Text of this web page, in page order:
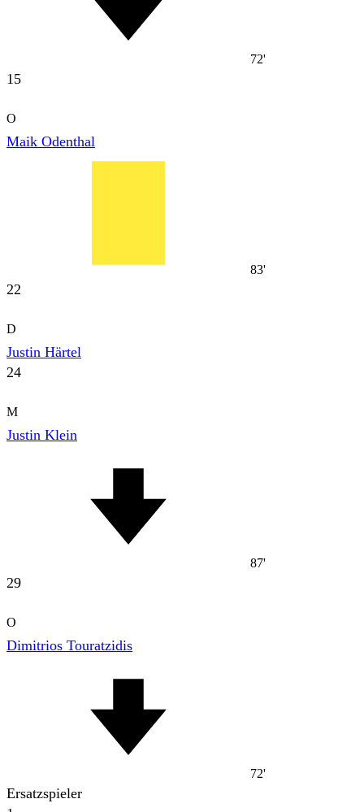
72'
15
O
Maik Odenthal
83'
22
D
Justin Härtel
24
M
Justin Klein
87'
29
O
Dimitrios Touratzidis
72'
Ersatzspieler